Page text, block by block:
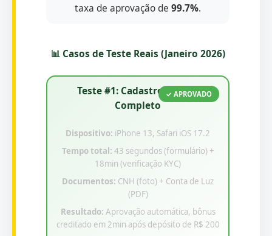
taxa de aprovação de 99.7%.
📊 Casos de Teste Reais (Janeiro 2026)
✓ APROVADO
Teste #1: Cadastro Mobile
Completo
Dispositivo: iPhone 13, Safari iOS 17.2
Tempo total: 43 segundos (formulário) +
18min (verificação KYC)
Documentos: CNH (foto) + Conta de Luz
(PDF)
Resultado: Aprovação automática, bônus
creditado em 2min após depósito de R$ 200